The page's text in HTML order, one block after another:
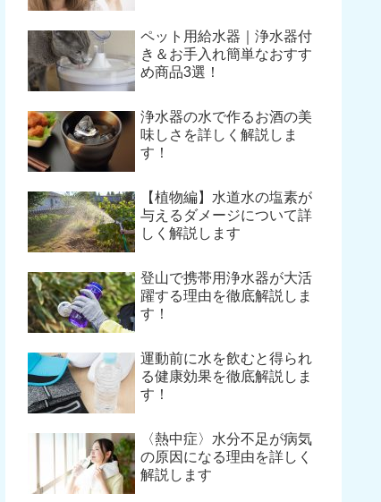
ペット用給水器｜浄水器付
き＆お手入れ簡単なおすす
め商品3選！
浄水器の水で作るお酒の美
味しさを詳しく解説しま
す！
【植物編】水道水の塩素が
与えるダメージについて詳
しく解説します
登山で携帯用浄水器が大活
躍する理由を徹底解説しま
す！
運動前に水を飲むと得られ
る健康効果を徹底解説しま
す！
〈熱中症〉水分不足が病気
の原因になる理由を詳しく
解説します